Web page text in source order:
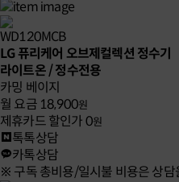
WD120MCB
LG 퓨리케어 오브제컬렉션 정수기
라이트온 / 정수전용
카밍 베이지
월 요금 18,900원
제휴카드 할인가0원
톡톡상담
카톡상담
※ 구독 총비용/일시불 비용은 상담